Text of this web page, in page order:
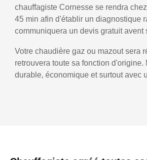
chauffagiste Cornesse se rendra
45 min afin d'établir un diagnostique
communiquera un devis gratuit avent
Votre chaudière gaz ou mazout sera
retrouvera toute sa fonction
durable, économique et surtout avec